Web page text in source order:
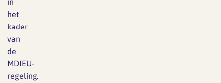
in
het
kader
van
de
MDIEU-
regeling.